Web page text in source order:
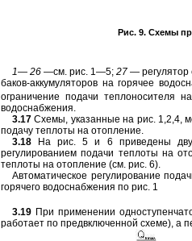
Рис. 9. Схемы
1— 26 —см. рис. 1—5; 27 —
баков-аккумуляторов на горячее
ограничение подачи теплоносителя
водоснабжения.
3.17 Схемы, указанные на рис. 1,2,4,
подачу теплоты на отопление.
3.18 На рис. 5 и 6 приведены
регулированием подачи теплоты на
теплоты на отопление (см. рис. 6).
Автоматическое регулирование
горячего водоснабжения по рис. 1
3.19 При применении
работает по предвключенной схеме), а